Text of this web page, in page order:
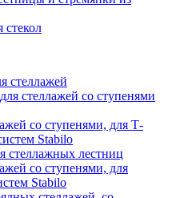
стекол
стеллажей
стеллажей со ступенями
со ступенями, для Т-
Stabilo
стеллажных лестниц
со ступенями, для
Stabilo